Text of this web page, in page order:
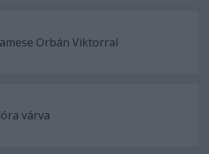
Orbán Viktorral
várva